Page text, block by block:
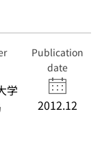
学
Publication
date
2012.12